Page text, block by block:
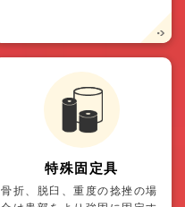
特殊固定具
骨折、脱臼、重度の捻挫の場